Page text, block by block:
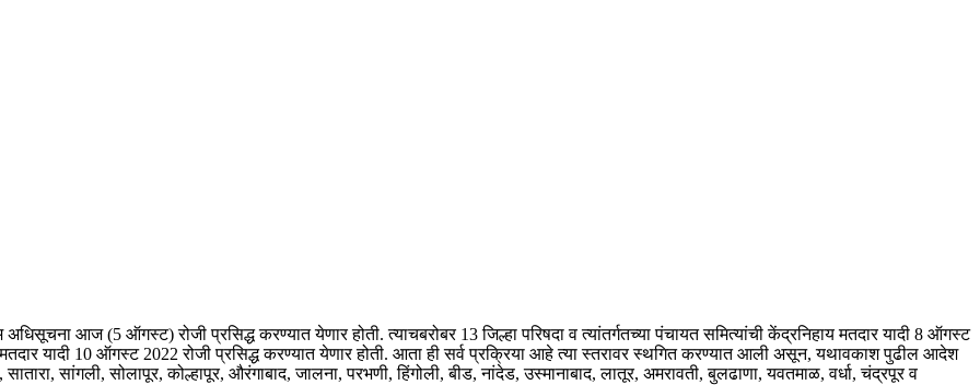
अधिसूचना आज (5 ऑगस्ट) रोजी प्रसिद्ध करण्यात येणार होती. त्याचबरोबर 13 जिल्हा परिषदा व त्यांतर्गतच्या पंचायत समित्यांची केंद्रनिहाय मतदार यादी 8 ऑगस्ट
मतदार यादी 10 ऑगस्ट 2022 रोजी प्रसिद्ध करण्यात येणार होती. आता ही सर्व प्रक्रिया आहे त्या स्तरावर स्थगित करण्यात आली असून, यथावकाश पुढील आदेश
सांगली, सोलापूर, कोल्हापूर, औरंगाबाद, जालना, परभणी, हिंगोली, बीड, नांदेड, उस्मानाबाद, लातूर, अमरावती, बुलढाणा, यवतमाळ, वर्धा, चंद्रपूर व